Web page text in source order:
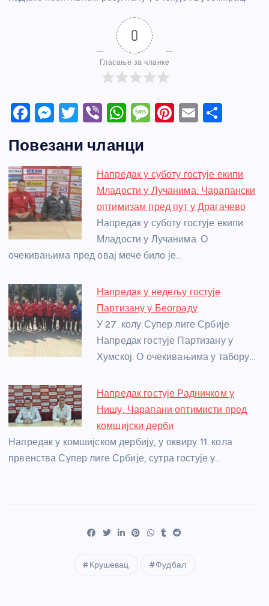
0
Гласање за чланке
F
c
e
b
o
o
k
M
ss
e
n
g
er
T
itt
er
Vi
er
W
at
s
A
p
p
M
a
g
e
Pi
e
st
E
e
Повезани чланци
Напредак у суботу гостује екипи
Младости у Лучанима: Чарапански
оптимизам пред пут у Драгачево
Напредак у суботу гостује екипи
Младости у Лучанима. О
очекивањима пред овај мече било је…
Напредак у недељу гостује
Партизану у Београду
У 27. колу Супер лиге Србије
Напредак гостује Партизану у
Хумској. О очекивањима у табору…
Напредак гостује Радничком у
Нишу, Чарапани оптимисти пред
комшијски дерби
Напредак у комшијском дербију, у оквиру 11. кола
првенства Супер лиге Србије, сутра гостује у…
Крушевац Фудбал